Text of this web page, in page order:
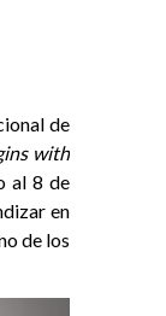
de
with
al 8 de
en
de los